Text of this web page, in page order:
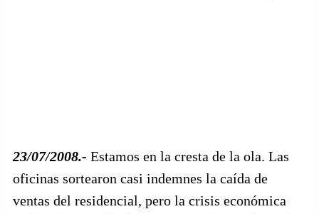
23/07/2008.- Estamos en la cresta de la ola. Las
oficinas sortearon casi indemnes la caída de
ventas del residencial, pero la crisis económica